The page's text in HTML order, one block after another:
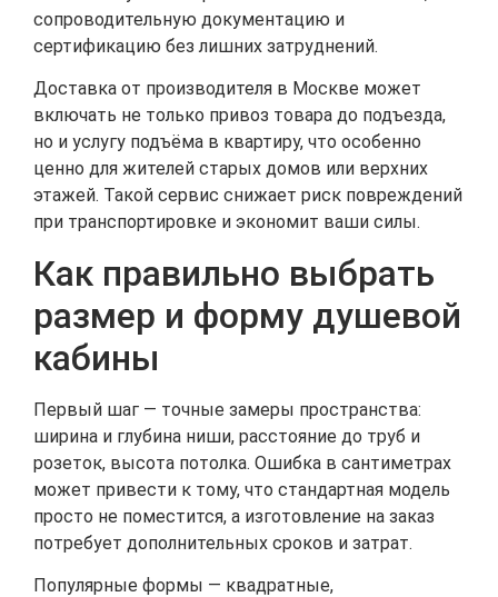
сопроводительную документацию и
сертификацию без лишних затруднений.
Доставка от производителя в Москве может
включать не только привоз товара до подъезда,
но и услугу подъёма в квартиру, что особенно
ценно для жителей старых домов или верхних
этажей. Такой сервис снижает риск повреждений
при транспортировке и экономит ваши силы.
Как правильно выбрать
размер и форму душевой
кабины
Первый шаг — точные замеры пространства:
ширина и глубина ниши, расстояние до труб и
розеток, высота потолка. Ошибка в сантиметрах
может привести к тому, что стандартная модель
просто не поместится, а изготовление на заказ
потребует дополнительных сроков и затрат.
Популярные формы — квадратные,